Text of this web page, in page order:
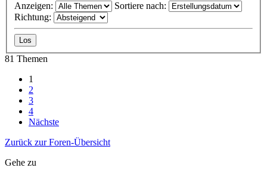
Anzeigen:
Sortiere nach:
Richtung:
81 Themen
1
2
3
4
Nächste
Zurück zur Foren-Übersicht
Gehe zu